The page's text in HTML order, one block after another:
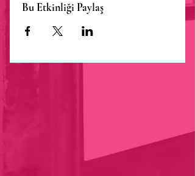
Bu Etkinliği Paylaş